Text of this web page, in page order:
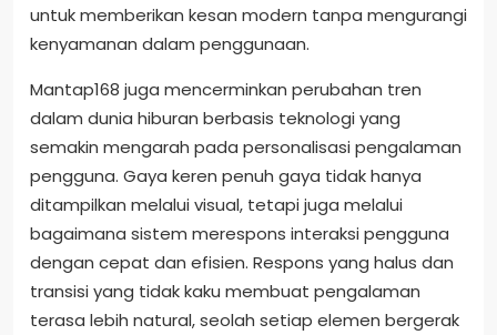
untuk memberikan kesan modern tanpa mengurangi
kenyamanan dalam penggunaan.
Mantap168 juga mencerminkan perubahan tren
dalam dunia hiburan berbasis teknologi yang
semakin mengarah pada personalisasi pengalaman
pengguna. Gaya keren penuh gaya tidak hanya
ditampilkan melalui visual, tetapi juga melalui
bagaimana sistem merespons interaksi pengguna
dengan cepat dan efisien. Respons yang halus dan
transisi yang tidak kaku membuat pengalaman
terasa lebih natural, seolah setiap elemen bergerak